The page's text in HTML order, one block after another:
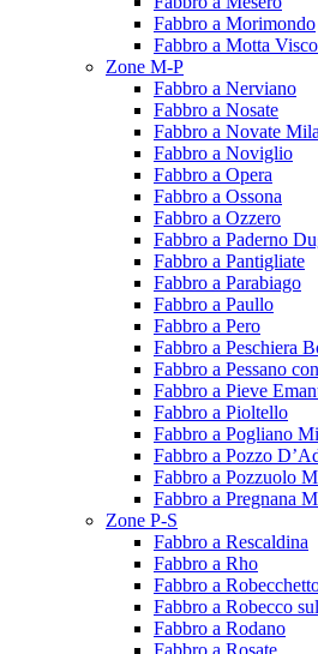
Fabbro a Morimondo
Fabbro a Motta
Zone M-P
Fabbro a Nerviano
Fabbro a Nosate
Fabbro a Novate
Fabbro a Noviglio
Fabbro a Opera
Fabbro a Ossona
Fabbro a Ozzero
Fabbro a Paderno
Fabbro a Pantigliate
Fabbro a Parabiago
Fabbro a Paullo
Fabbro a Pero
Fabbro a Peschiera
Fabbro a Pessano
Fabbro a Pieve
Fabbro a Pioltello
Fabbro a Pogliano
Fabbro a Pozzo
Fabbro a Pozzuolo
Fabbro a Pregnana
Zone P-S
Fabbro a Rescaldina
Fabbro a Rho
Fabbro a
Fabbro a Robecco
Fabbro a Rodano
Fabbro a Rosate